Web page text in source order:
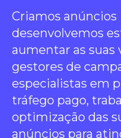
Criamos
desenvolvemos
aumentar as suas
gestores de
especialistas em
tráfego pago,
optimização das
anúncios para